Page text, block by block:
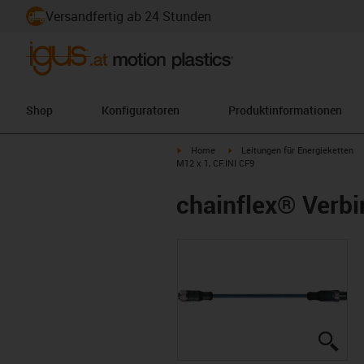
Versandfertig ab 24 Stunden
Shop Konfiguratoren Produktinformationen
igus-icon-arrow-right
Home igus-icon-arrow-right
Leitungen für Energieketten
M12 x 1, CF.INI CF9
chainflex®